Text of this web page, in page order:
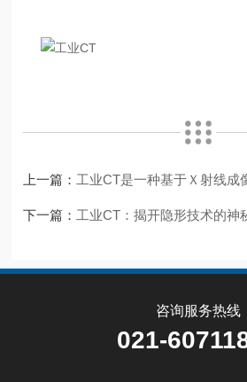
上一篇： 工业CT是一种基于Ｘ射线成
下一篇： 工业CT：揭开隐形技术的神
咨询服务热线
021-